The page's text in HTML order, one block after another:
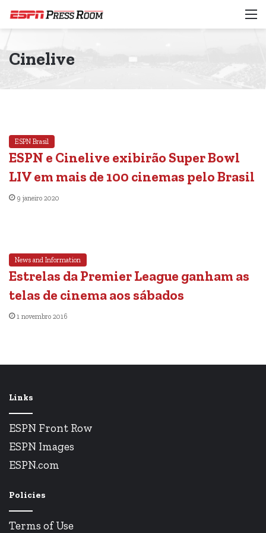
Cinelive
ESPN Brasil
ESPN e Cinelive exibirão Super Bowl
LIV em mais de 100 cinemas pelo Brasil
9 janeiro 2020
News and Information
Estrelas da Premier League ganham as
telas de cinema aos sábados
1 novembro 2016
Links
ESPN Front Row
ESPN Images
ESPN.com
Policies
Terms of Use